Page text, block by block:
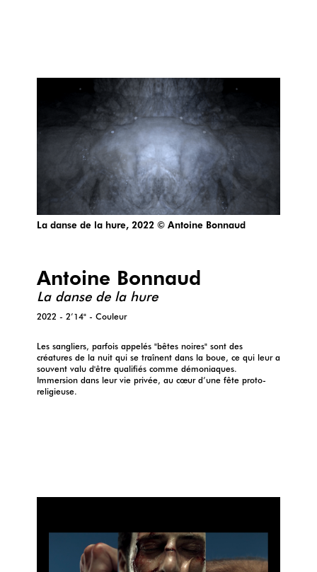
La danse de la hure, 2022 © Antoine Bonnaud
Antoine Bonnaud
La danse de la hure
2022 - 2’14" - Couleur
Les sangliers, parfois appelés "bêtes noires" sont des
créatures de la nuit qui se traînent dans la boue, ce qui leur a
souvent valu d'être qualifiés comme démoniaques.
Immersion dans leur vie privée, au cœur d’une fête proto-
religieuse.